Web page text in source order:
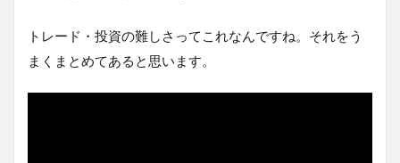
トレード・投資の難しさってこれなんですね。それをう
まくまとめてあると思います。